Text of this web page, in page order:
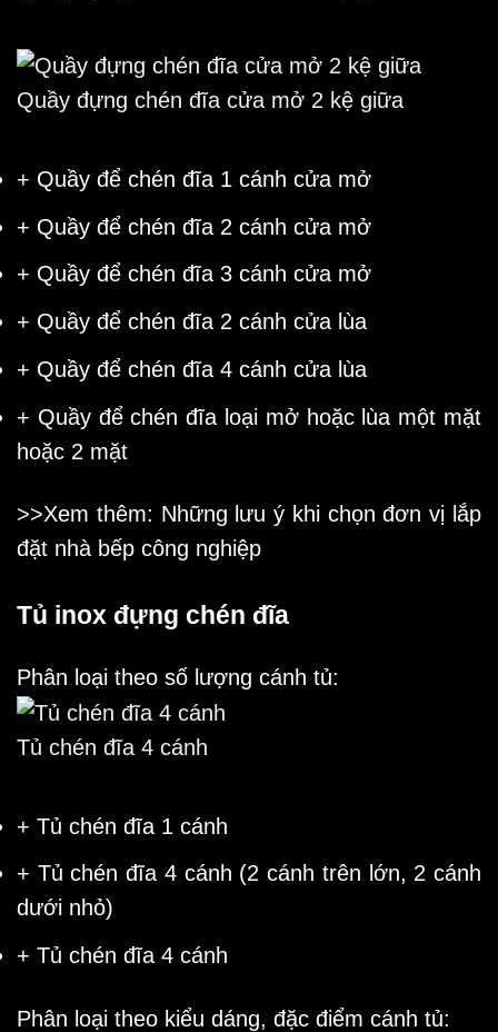
Quầy đựng chén đĩa cửa mở 2 kệ giữa
+ Quầy để chén đĩa 1 cánh cửa mở
+ Quầy để chén đĩa 2 cánh cửa mở
+ Quầy để chén đĩa 3 cánh cửa mở
+ Quầy để chén đĩa 2 cánh cửa lùa
+ Quầy để chén đĩa 4 cánh cửa lùa
+ Quầy để chén đĩa loại mở hoặc lùa một mặt
hoặc 2 mặt
>>Xem thêm: Những lưu ý khi chọn đơn vị lắp
đặt nhà bếp công nghiệp
Tủ inox đựng chén đĩa
Phân loại theo số lượng cánh tủ:
Tủ chén đĩa 4 cánh
+ Tủ chén đĩa 1 cánh
+ Tủ chén đĩa 4 cánh (2 cánh trên lớn, 2 cánh
dưới nhỏ)
+ Tủ chén đĩa 4 cánh
Phân loại theo kiểu dáng, đặc điểm cánh tủ: